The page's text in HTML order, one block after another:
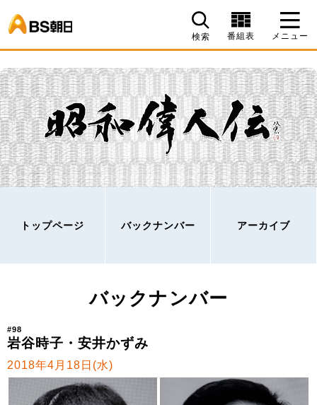
検索 番組表 メニュー
トップページ バックナンバー アーカイブ
バックナンバー
#98
岩谷時子・安井かずみ
2018年4月18日(水)